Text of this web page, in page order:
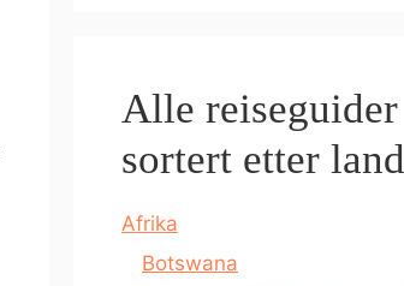
Alle reiseguider
sortert etter land
Afrika
Botswana